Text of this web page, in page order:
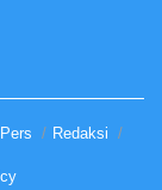
Redaksi